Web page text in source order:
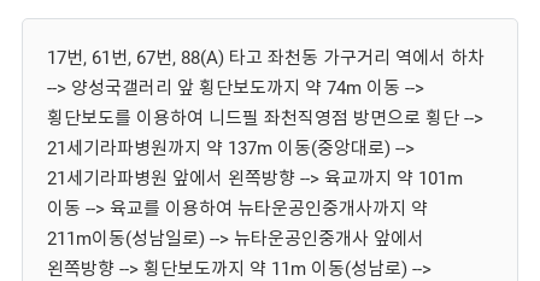
17번, 61번, 67번, 88(A) 타고 좌천동 가구거리 역에서 하차
--> 양성국갤러리 앞 횡단보도까지 약 74m 이동 -->
횡단보도를 이용하여 니드필 좌천직영점 방면으로 횡단 -->
21세기라파병원까지 약 137m 이동(중앙대로) -->
21세기라파병원 앞에서 왼쪽방향 --> 육교까지 약 101m
이동 --> 육교를 이용하여 뉴타운공인중개사까지 약
211m이동(성남일로) --> 뉴타운공인중개사 앞에서
왼쪽방향 --> 횡단보도까지 약 11m 이동(성남로) -->